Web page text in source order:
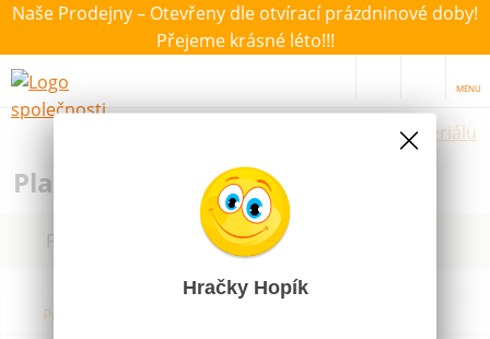
Naše Prodejny – Otevřeny dle otvírací prázdninové doby!
Přejeme krásné léto!!!
MENU
Hračky dle materiálu
Plastové hračky pro děti
Filtrovat dle dostupnosti, ceny, výrobce
Podle názvu od A do Z
Hračky Hopík